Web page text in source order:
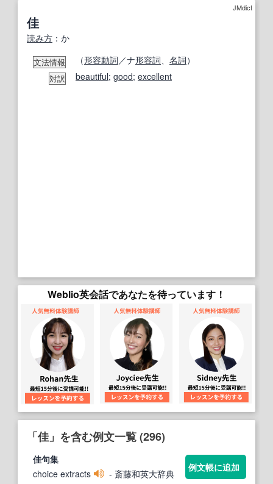
JMdict
佳
読み方 ：か
文法情報 （形容動詞 ／ナ形容詞 名詞）
対訳 beautiful; good; excellent
Weblio英会話であなたを待っています！
「佳」を含む例文一覧 (296)
佳句集
choice extracts
- 斎藤和英大辞典
例文帳に追加